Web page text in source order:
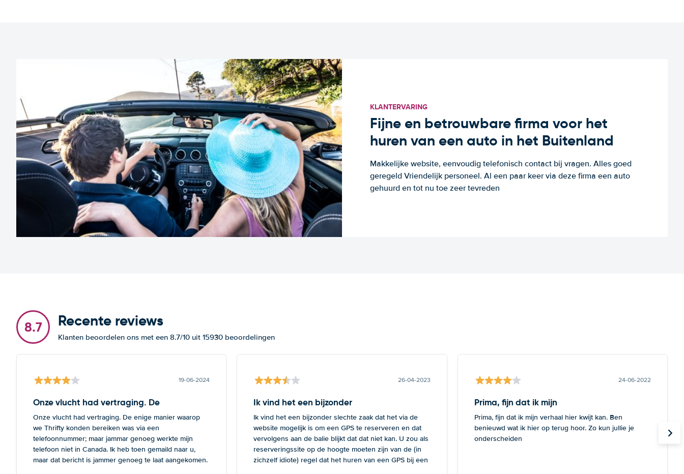
KLANTERVARING
Fijne en betrouwbare firma voor het
huren van een auto in het Buitenland
Makkelijke website, eenvoudig telefonisch contact bij vragen. Alles goed
geregeld Vriendelijk personeel. Al een paar keer via deze firma een auto
gehuurd en tot nu toe zeer tevreden
8.7 Recente reviews
Klanten beoordelen ons met een 8.7/10 uit 15930 beoordelingen
19-06-2024
Onze vlucht had vertraging. De
Onze vlucht had vertraging. De enige manier waarop
we Thrifty konden bereiken was via een
telefoonnummer; maar jammar genoeg werkte mijn
telefoon niet in Canada. Ik heb toen gemaild naar u,
maar dat bericht is jammer genoeg te laat aangekomen.
26-04-2023
Ik vind het een bijzonder
Ik vind het een bijzonder slechte zaak dat het via de
website mogelijk is om een GPS te reserveren en dat
vervolgens aan de balie blijkt dat dat niet kan. U zou als
reserveringssite op de hoogte moeten zijn van de (in
zichzelf idiote) regel dat het huren van een GPS bij een
24-06-2022
Prima, fijn dat ik mijn
Prima, fijn dat ik mijn verhaal hier kwijt kan. Ben
benieuwd wat ik hier op terug hoor. Zo kun jullie je
onderscheiden